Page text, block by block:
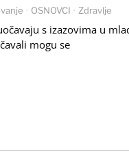
· OSNOVCI · Zdravlje
s izazovima u
mogu se